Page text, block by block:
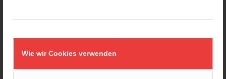
Wie wir Cookies verwenden
19,90